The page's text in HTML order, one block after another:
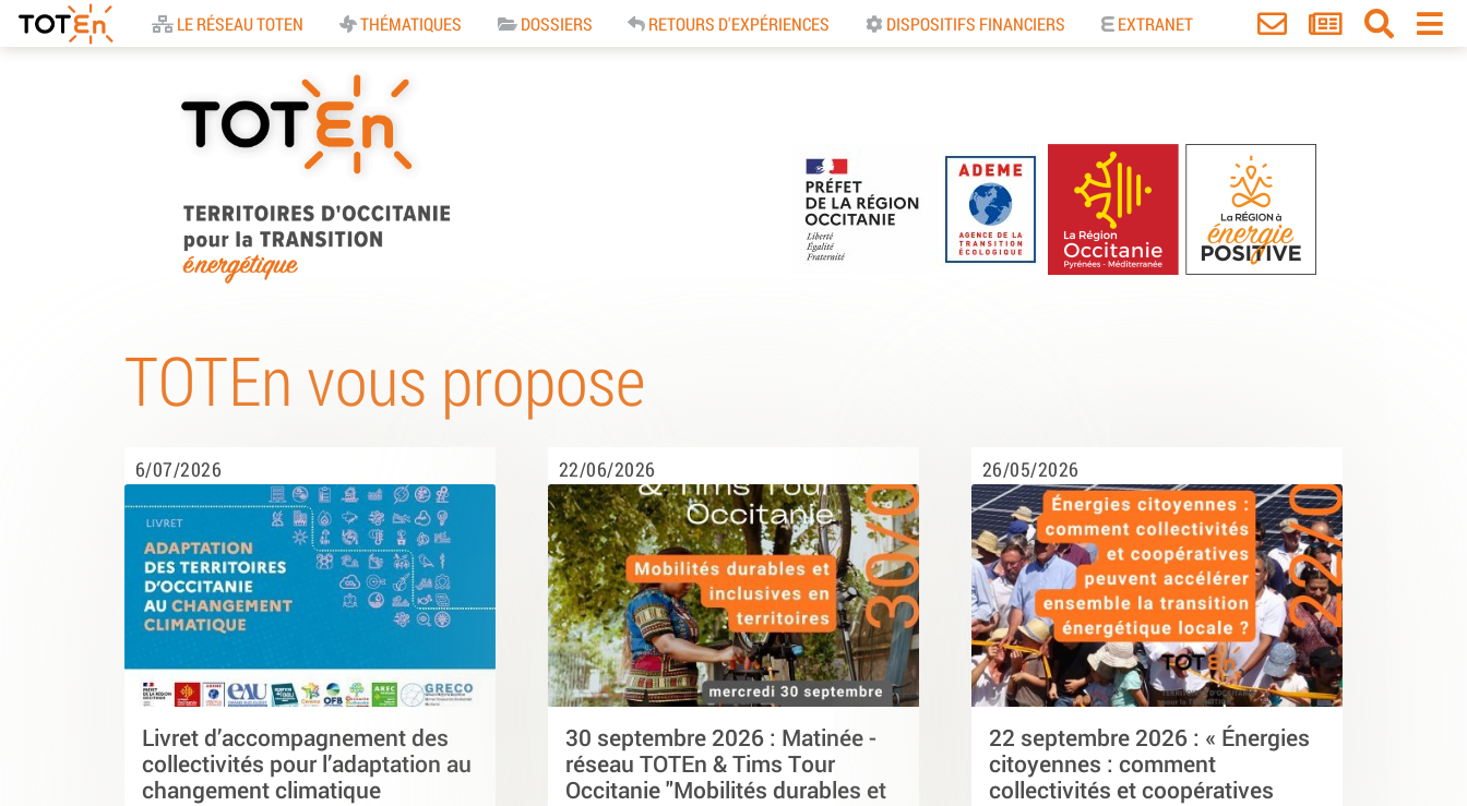
Accueil
LE RÉSEAU TOTEN THÉMATIQUES DOSSIERS RETOURS D'EXPÉRIENCES DISPOSITIFS FINANCIERS EXTRANET
Territoires d’Occitanie
pour la Transition
Energétique
TOTEn vous propose
6/07/2026
Livret d’accompagnement des
collectivités pour l’adaptation au
changement climatique
22/06/2026
30 septembre 2026 : Matinée -
réseau TOTEn & Tims Tour
Occitanie "Mobilités durables et
26/05/2026
22 septembre 2026 : « Énergies
citoyennes : comment
collectivités et coopératives